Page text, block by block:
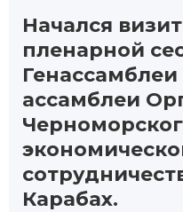
Начался
пленарной
ассамблеи
Карабах.